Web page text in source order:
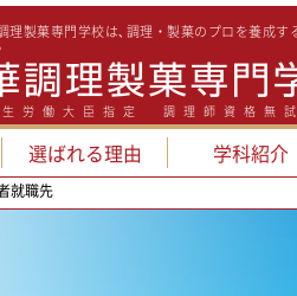
理製菓専門学校は､調理・製菓のプロを養成す
労働大臣指定 調理師資格無
選ばれる理由 学科紹介
就職先